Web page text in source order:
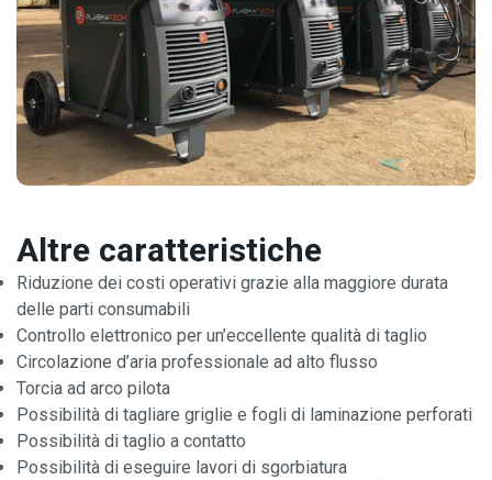
Altre caratteristiche
Riduzione dei costi operativi grazie alla maggiore durata
delle parti consumabili
Controllo elettronico per un’eccellente qualità di taglio
Circolazione d’aria professionale ad alto flusso
Torcia ad arco pilota
Possibilità di tagliare griglie e fogli di laminazione perforati
Possibilità di taglio a contatto
Possibilità di eseguire lavori di sgorbiatura